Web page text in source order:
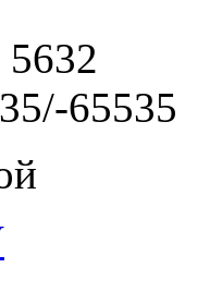
65535